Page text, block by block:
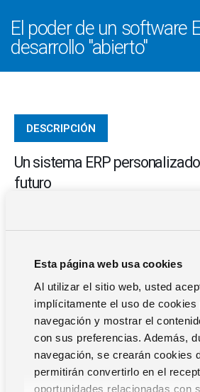
Esta página web usa cookies
Al utilizar el sitio web, usted
implícitamente el uso de cookies
navegación y mostrar el
con sus preferencias. Además,
navegación, se crearán cookies
permitirán convertirlo en el
oportunidades relacionadas con
El poder de un software
desarrollo "abierto"
DESCRIPCIÓN
Un sistema ERP
futuro
En nuestro ERP hay muchas
personalizar el software o integrar
reutilización del componente de
desarrollo con la misma plataforma
desarrolladores del ERP.
HERRAMIENTAS DE DESARROLLO:
desarrollo está lista para usted, y está
diseñada para crear aplicaciones
flexibles y robustas, completas con